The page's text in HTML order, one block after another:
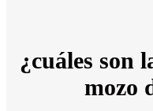
¿cuáles son
mozo